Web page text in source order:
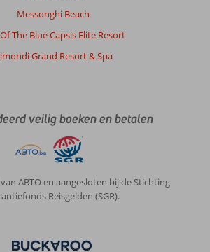
Messonghi Beach
The Blue Capsis Elite Resort
Grand Resort & Spa
veilig boeken en betalen
ABTO en aangesloten bij de Stichting
Reisgelden (SGR).